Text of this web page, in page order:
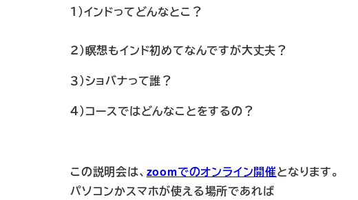
１）インドってどんなとこ？
２）瞑想もインド初めてなんですが大丈夫？
３）ショバナって誰？
４）コースではどんなことをするの？
この説明会は、 zoomでのオンライン開催となります。
パソコンかスマホが使える場所であれば